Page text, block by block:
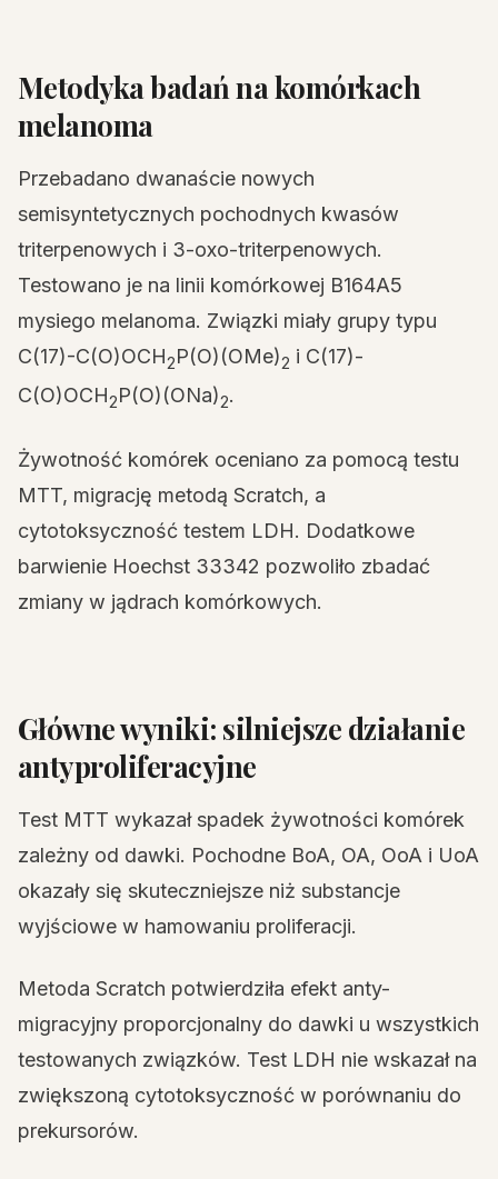
Metodyka badań na komórkach
melanoma
Przebadano dwanaście nowych
semisyntetycznych pochodnych kwasów
triterpenowych i 3-oxo-triterpenowych.
Testowano je na linii komórkowej B164A5
mysiego melanoma. Związki miały grupy typu
C(17)-C(O)OCH2P(O)(OMe)2 i C(17)-
C(O)OCH2P(O)(ONa)2.
Żywotność komórek oceniano za pomocą testu
MTT, migrację metodą Scratch, a
cytotoksyczność testem LDH. Dodatkowe
barwienie Hoechst 33342 pozwoliło zbadać
zmiany w jądrach komórkowych.
Główne wyniki: silniejsze działanie
antyproliferacyjne
Test MTT wykazał spadek żywotności komórek
zależny od dawki. Pochodne BoA, OA, OoA i UoA
okazały się skuteczniejsze niż substancje
wyjściowe w hamowaniu proliferacji.
Metoda Scratch potwierdziła efekt anty-
migracyjny proporcjonalny do dawki u wszystkich
testowanych związków. Test LDH nie wskazał na
zwiększoną cytotoksyczność w porównaniu do
prekursorów.